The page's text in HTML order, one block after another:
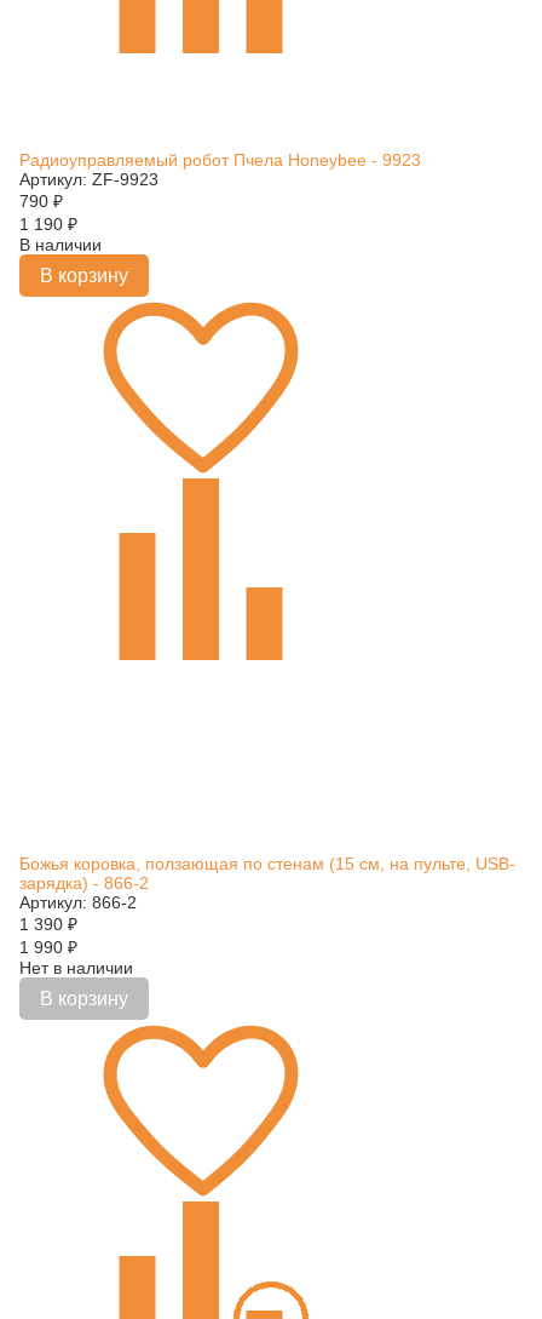
Радиоуправляемый робот Пчела Honeybee - 9923
Артикул: ZF-9923
790 ₽
1 190 ₽
В наличии
В корзину
Божья коровка, ползающая по стенам (15 см, на пульте, USB-
зарядка) - 866-2
Артикул: 866-2
1 390 ₽
1 990 ₽
Нет в наличии
В корзину